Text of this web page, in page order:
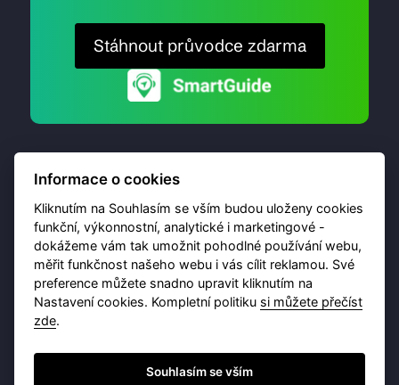
Stáhnout průvodce zdarma
© 2026 Destinační portál provozujeBrána Jihlavy,
příspěvková organizace. Všechna práva vyhrazena.
Ochrana osobních údajů
Informace o cookies
Kliknutím na Souhlasím se vším budou uloženy cookies
funkční, výkonnostní, analytické i marketingové -
dokážeme vám tak umožnit pohodlné používání webu,
měřit funkčnost našeho webu i vás cílit reklamou. Své
preference můžete snadno upravit kliknutím na
Nastavení cookies. Kompletní politiku si můžete přečíst
zde.
Souhlasím se vším